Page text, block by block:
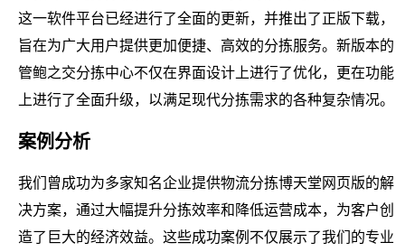
这一软件平台已经进行了全面的更新，并推出了正版下载，
旨在为广大用户提供更加便捷、高效的分拣服务。新版本的
管鲍之交分拣中心不仅在界面设计上进行了优化，更在功能
上进行了全面升级，以满足现代分拣需求的各种复杂情况。
案例分析
我们曾成功为多家知名企业提供物流分拣博天堂网页版的解
决方案，通过大幅提升分拣效率和降低运营成本，为客户创
造了巨大的经济效益。这些成功案例不仅展示了我们的专业